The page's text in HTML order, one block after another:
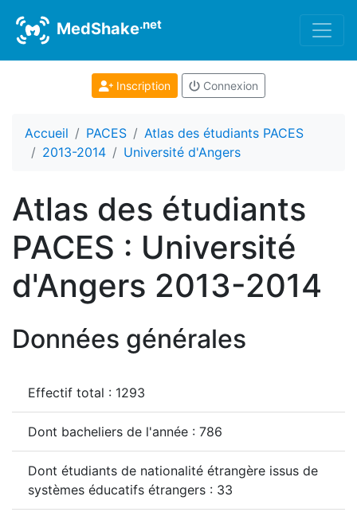
MedShake.net
Inscription Connexion
Accueil PACES
Atlas des étudiants PACES
2013-2014
Université d'Angers
Atlas des étudiants
PACES : Université
d'Angers 2013-2014
Données générales
Effectif total : 1293
Dont bacheliers de l'année : 786
Dont étudiants de nationalité étrangère issus de
systèmes éducatifs étrangers : 33